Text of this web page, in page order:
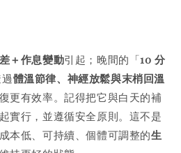
＋作息變動引起；晚間的「10 分
體溫節律、神經放鬆與末梢回溫
更有效率。記得把它與白天的補
實行，並遵循安全原則。這不是
本低、可持續、個體可調整的生